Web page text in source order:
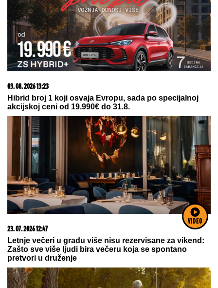
VIDEO
09. 07. 2026 09:20
Komfor po meri klijenata: nova linija paketa ALTA
banke
09. 08. 2026 06:26
Da li deca nasleđuju otpornost na stres? Evo šta kaže
nauka